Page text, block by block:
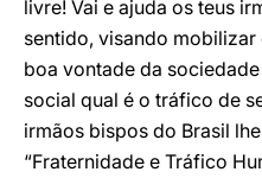
livre! Vai e ajuda os teus
sentido, visando
boa vontade da
social qual é o tráfico de
irmãos bispos do Brasil
“Fraternidade e Tráfico